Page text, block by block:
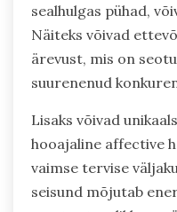
sealhulgas pühad,
Näiteks võivad
ärevust, mis on
suurenenud
Lisaks võivad
hooajaline affective
vaimse tervise
seisund mõjutab